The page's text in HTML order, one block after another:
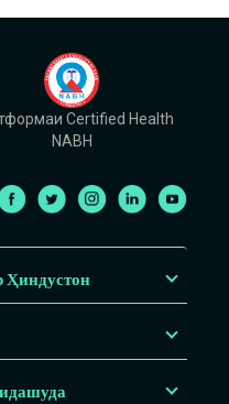
Certified Health
NABH
Ҳиндустон